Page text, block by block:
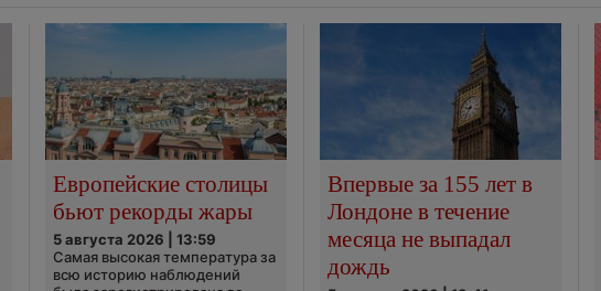
Европейские столицы
бьют рекорды жары
5 августа 2026 | 13:59
Самая высокая температура за
всю историю наблюдений
Впервые за 155 лет в
Лондоне в течение
месяца не выпадал
дождь